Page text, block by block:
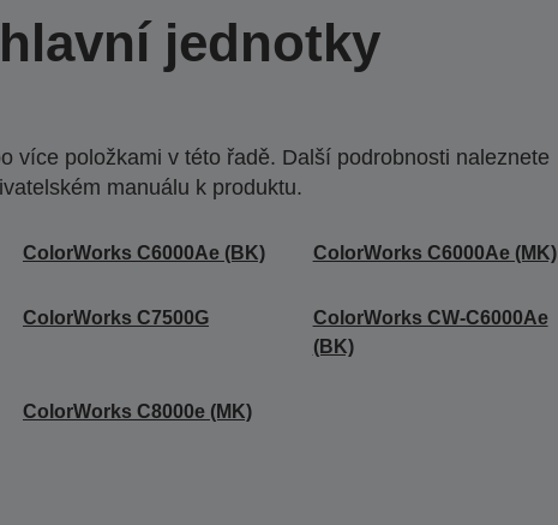
jednotky
více položkami v této řadě. Další podrobnosti naleznete
manuálu k produktu.
ColorWorks C6000Ae (BK) ColorWorks C6000Ae (MK)
ColorWorks C7500G
ColorWorks CW-C6000Ae
(BK)
ColorWorks C8000e (MK)